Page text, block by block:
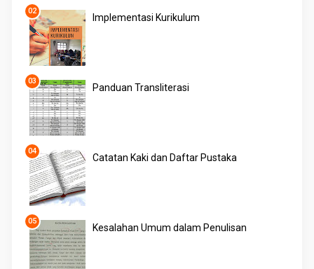
Implementasi Kurikulum
Panduan Transliterasi
Catatan Kaki dan Daftar Pustaka
Kesalahan Umum dalam Penulisan